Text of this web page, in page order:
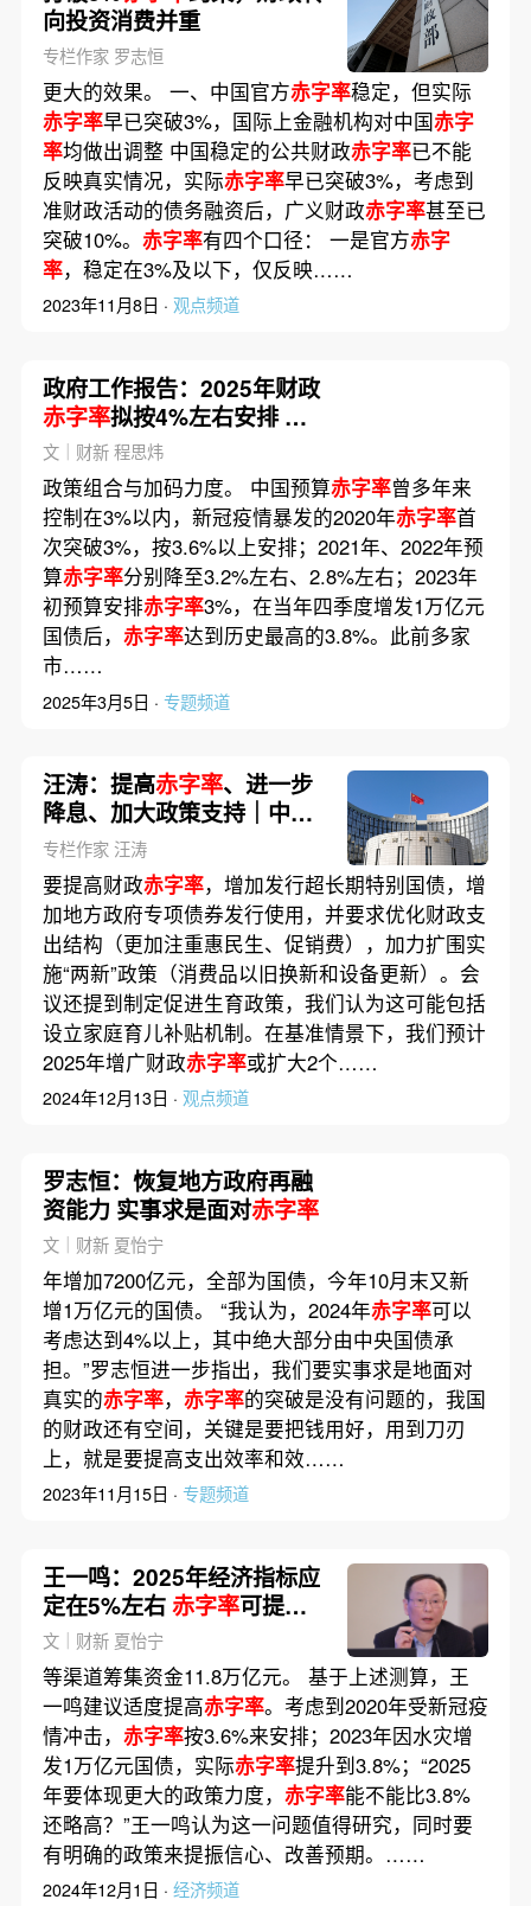
向投资消费并重
专栏作家 罗志恒
更大的效果。 一、中国官方赤字率稳定，但实际
赤字率早已突破3%，国际上金融机构对中国赤字
率均做出调整 中国稳定的公共财政赤字率已不能
反映真实情况，实际赤字率早已突破3%，考虑到
准财政活动的债务融资后，广义财政赤字率甚至已
突破10%。 赤字率有四个口径： 一是官方赤字
率，稳定在3%及以下，仅反映……
2023年11月8日 · 观点频道
政府工作报告：2025年财政
赤字率拟按4%左右安排 创
历史最高
文｜财新 程思炜
政策组合与加码力度。 中国预算赤字率曾多年来
控制在3%以内，新冠疫情暴发的2020年赤字率首
次突破3%，按3.6%以上安排；2021年、2022年预
算赤字率分别降至3.2%左右、2.8%左右；2023年
初预算安排赤字率3%，在当年四季度增发1万亿元
国债后， 赤字率达到历史最高的3.8%。此前多家
市……
2025年3月5日 · 专题频道
汪涛：提高赤字率、进一步
降息、加大政策支持｜中央
经济工作会议解读
专栏作家 汪涛
要提高财政赤字率，增加发行超长期特别国债，增
加地方政府专项债券发行使用，并要求优化财政支
出结构（更加注重惠民生、促销费），加力扩围实
施“两新”政策（消费品以旧换新和设备更新）。会
议还提到制定促进生育政策，我们认为这可能包括
设立家庭育儿补贴机制。在基准情景下，我们预计
2025年增广财政赤字率或扩大2个……
2024年12月13日 · 观点频道
罗志恒：恢复地方政府再融
资能力 实事求是面对赤字率
文｜财新 夏怡宁
年增加7200亿元，全部为国债，今年10月末又新
增1万亿元的国债。 “我认为，2024年赤字率可以
考虑达到4%以上，其中绝大部分由中央国债承
担。”罗志恒进一步指出，我们要实事求是地面对
真实的赤字率， 赤字率的突破是没有问题的，我国
的财政还有空间，关键是要把钱用好，用到刀刃
上，就是要提高支出效率和效……
2023年11月15日 · 专题频道
王一鸣：2025年经济指标应
定在5%左右赤字率可提高
至3.8%以上
文｜财新 夏怡宁
等渠道筹集资金11.8万亿元。 基于上述测算，王
一鸣建议适度提高赤字率。考虑到2020年受新冠疫
情冲击， 赤字率按3.6%来安排；2023年因水灾增
发1万亿元国债，实际赤字率提升到3.8%；“2025
年要体现更大的政策力度， 赤字率能不能比3.8%
还略高？”王一鸣认为这一问题值得研究，同时要
有明确的政策来提振信心、改善预期。……
2024年12月1日 · 经济频道